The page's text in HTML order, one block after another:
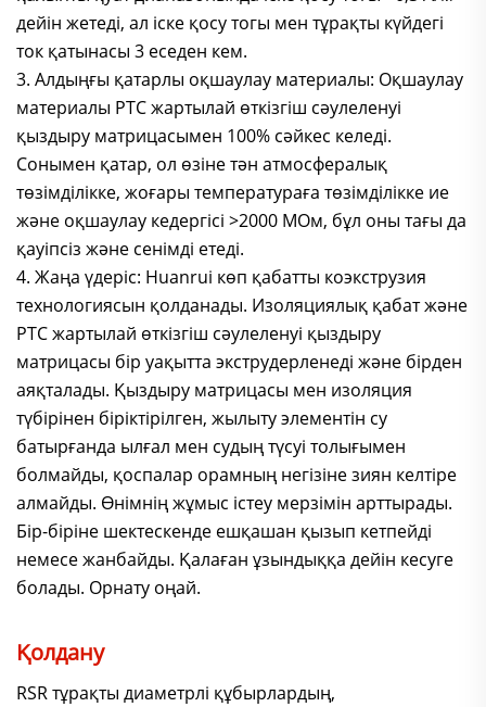
дейін жетеді, ал іске қосу тогы мен тұрақты күйдегі
ток қатынасы 3 еседен кем.
3. Алдыңғы қатарлы оқшаулау материалы: Оқшаулау
материалы PTC жартылай өткізгіш сәулеленуі
қыздыру матрицасымен 100% сәйкес келеді.
Сонымен қатар, ол өзіне тән атмосфералық
төзімділікке, жоғары температураға төзімділікке ие
және оқшаулау кедергісі >2000 МОм, бұл оны тағы да
қауіпсіз және сенімді етеді.
4. Жаңа үдеріс: Huanrui көп қабатты коэкструзия
технологиясын қолданады. Изоляциялық қабат және
PTC жартылай өткізгіш сәулеленуі қыздыру
матрицасы бір уақытта экструдерленеді және бірден
аяқталады. Қыздыру матрицасы мен изоляция
түбірінен біріктірілген, жылыту элементін су
батырғанда ылғал мен судың түсуі толығымен
болмайды, қоспалар орамның негізіне зиян келтіре
алмайды. Өнімнің жұмыс істеу мерзімін арттырады.
Бір-біріне шектескенде ешқашан қызып кетпейді
немесе жанбайды. Қалаған ұзындыққа дейін кесуге
болады. Орнату оңай.
Қолдану
RSR тұрақты диаметрлі құбырлардың,